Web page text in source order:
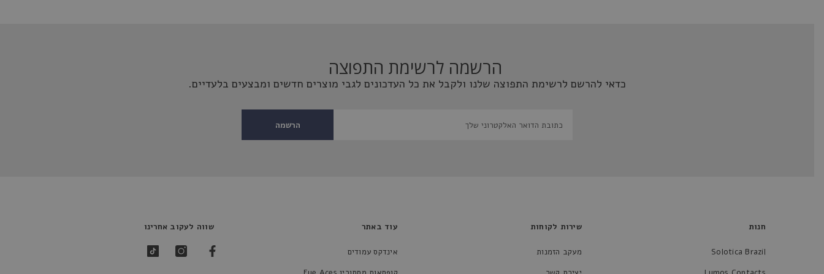
הרשמה לרשימת התפוצה
כדאי להרשם לרשימת התפוצה שלנו ולקבל את כל העדכונים לגבי מוצרים חדשים ומבצעים בלעדיים.
הרשמה
חנות
Solotica Brazil
שירות לקוחות
מעקב הזמנות
עוד באתר
אינדקס עמודים
שווה לעקוב אחרינו